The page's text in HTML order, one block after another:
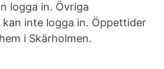
logga in. Övriga
inte logga in. Öppettider
i Skärholmen.